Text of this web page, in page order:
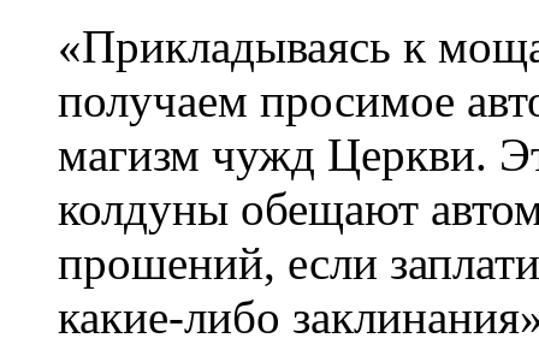
«Прикладываясь к
получаем просимое
магизм чужд Церкви.
колдуны обещают
прошений, если
какие-либо